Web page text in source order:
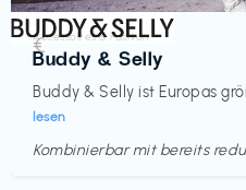
Accessoires & Fashion
Buddy & Selly
Buddy & Selly ist Europas
lesen
€‎
Kombinierbar mit bereits